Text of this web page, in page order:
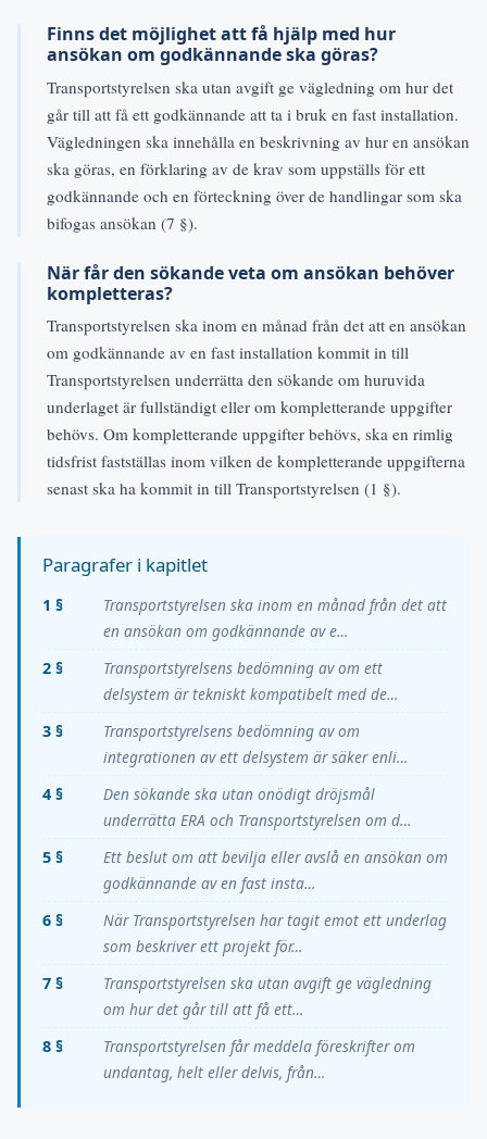
Finns det möjlighet att få hjälp med hur
ansökan om godkännande ska göras?
Transportstyrelsen ska utan avgift ge vägledning om hur det
går till att få ett godkännande att ta i bruk en fast installation.
Vägledningen ska innehålla en beskrivning av hur en ansökan
ska göras, en förklaring av de krav som uppställs för ett
godkännande och en förteckning över de handlingar som ska
bifogas ansökan (7 §).
När får den sökande veta om ansökan behöver
kompletteras?
Transportstyrelsen ska inom en månad från det att en ansökan
om godkännande av en fast installation kommit in till
Transportstyrelsen underrätta den sökande om huruvida
underlaget är fullständigt eller om kompletterande uppgifter
behövs. Om kompletterande uppgifter behövs, ska en rimlig
tidsfrist fastställas inom vilken de kompletterande uppgifterna
senast ska ha kommit in till Transportstyrelsen (1 §).
Paragrafer i kapitlet
1 §
Transportstyrelsen ska inom en månad från det att
en ansökan om godkännande av e…
2 §
Transportstyrelsens bedömning av om ett
delsystem är tekniskt kompatibelt med de…
3 §
Transportstyrelsens bedömning av om
integrationen av ett delsystem är säker enli…
4 §
Den sökande ska utan onödigt dröjsmål
underrätta ERA och Transportstyrelsen om d…
5 §
Ett beslut om att bevilja eller avslå en ansökan om
godkännande av en fast insta…
6 §
När Transportstyrelsen har tagit emot ett underlag
som beskriver ett projekt för…
7 §
Transportstyrelsen ska utan avgift ge vägledning
om hur det går till att få ett…
8 §
Transportstyrelsen får meddela föreskrifter om
undantag, helt eller delvis, från…